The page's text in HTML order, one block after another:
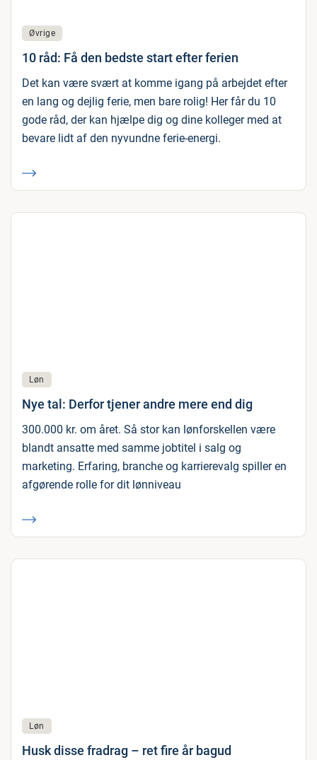
Øvrige
10 råd: Få den bedste start efter ferien
Det kan være svært at komme igang på arbejdet efter
en lang og dejlig ferie, men bare rolig! Her får du 10
gode råd, der kan hjælpe dig og dine kolleger med at
bevare lidt af den nyvundne ferie-energi.
Løn
Nye tal: Derfor tjener andre mere end dig
300.000 kr. om året. Så stor kan lønforskellen være
blandt ansatte med samme jobtitel i salg og
marketing. Erfaring, branche og karrierevalg spiller en
afgørende rolle for dit lønniveau
Løn
Husk disse fradrag – ret fire år bagud